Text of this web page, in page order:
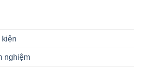
kiện
nghiệm